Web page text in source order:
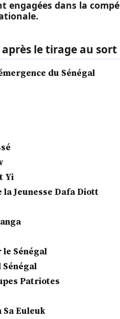
engagées dans la
le tirage au sort
du Sénégal
Yi
la Jeunesse Dafa Diott
le Sénégal
Sénégal
Patriotes
Sa Euleuk